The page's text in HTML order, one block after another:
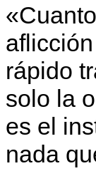
rápido
solo la
es el
nada